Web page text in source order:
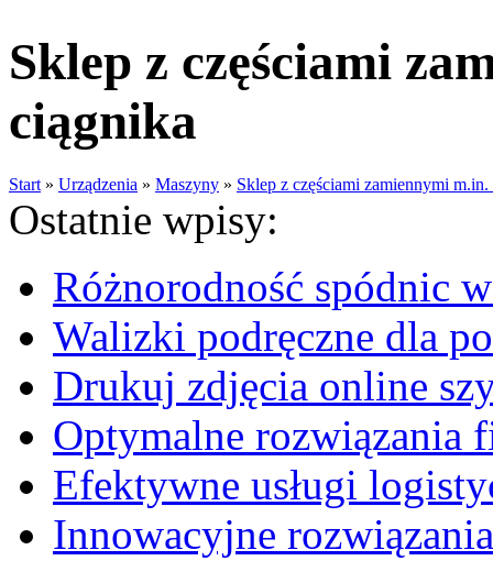
Sklep z częściami
ciągnika
Start » Urządzenia » Maszyny » Sklep z częściami zamiennymi
Ostatnie wpisy:
Różnorodność spódnic
Walizki podręczne dla
Drukuj zdjęcia online
Optymalne rozwiązania
Efektywne usługi
Innowacyjne